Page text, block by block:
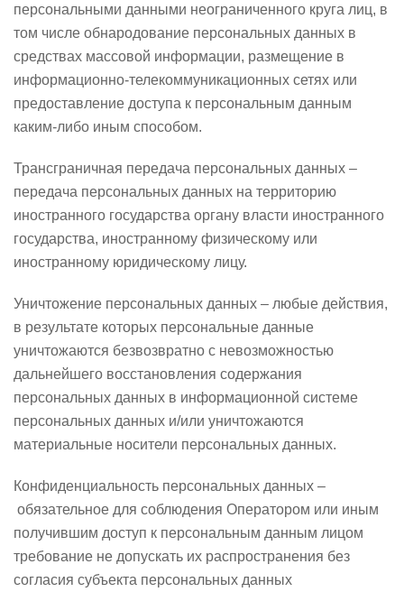
персональными данными неограниченного круга лиц, в
том числе обнародование персональных данных в
средствах массовой информации, размещение в
информационно-телекоммуникационных сетях или
предоставление доступа к персональным данным
каким-либо иным способом.
Трансграничная передача персональных данных –
передача персональных данных на территорию
иностранного государства органу власти иностранного
государства, иностранному физическому или
иностранному юридическому лицу.
Уничтожение персональных данных – любые действия,
в результате которых персональные данные
уничтожаются безвозвратно с невозможностью
дальнейшего восстановления содержания
персональных данных в информационной системе
персональных данных и/или уничтожаются
материальные носители персональных данных.
Конфиденциальность персональных данных –
обязательное для соблюдения Оператором или иным
получившим доступ к персональным данным лицом
требование не допускать их распространения без
согласия субъекта персональных данных